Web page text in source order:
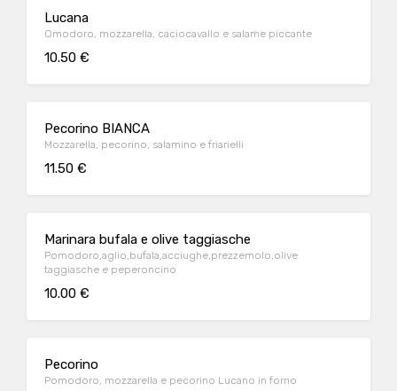
Lucana
Omodoro, mozzarella, caciocavallo e salame piccante
10.50 €
Pecorino BIANCA
Mozzarella, pecorino, salamino e friarielli
11.50 €
Marinara bufala e olive taggiasche
Pomodoro,aglio,bufala,acciughe,prezzemolo,olive
taggiasche e peperoncino
10.00 €
Pecorino
Pomodoro, mozzarella e pecorino Lucano in forno